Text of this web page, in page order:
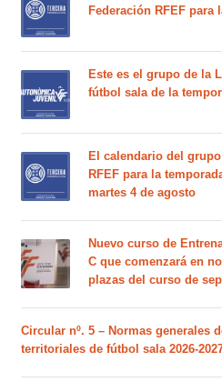
Federación RFEF para
Este es el grupo de la
fútbol sala de la
El calendario del
RFEF para la
martes 4 de agosto
Nuevo curso de
C que comenzará en
plazas del curso de
Circular nº. 5 – Normas generales
territoriales de fútbol sala 2026-